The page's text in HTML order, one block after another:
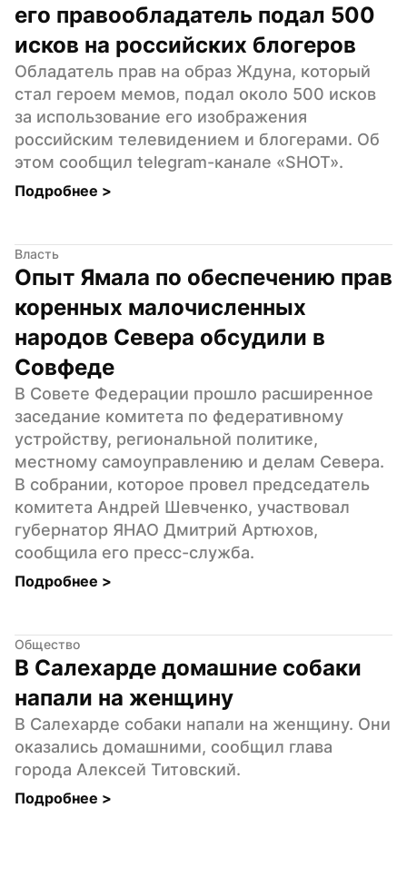
его правообладатель подал 500
исков на российских блогеров
Обладатель прав на образ Ждуна, который
стал героем мемов, подал около 500 исков
за использование его изображения
российским телевидением и блогерами. Об
этом сообщил telegram-канале «SHOT».
Подробнее >
Власть
Опыт Ямала по обеспечению прав
коренных малочисленных
народов Севера обсудили в
Совфеде
В Совете Федерации прошло расширенное
заседание комитета по федеративному
устройству, региональной политике,
местному самоуправлению и делам Севера.
В собрании, которое провел председатель
комитета Андрей Шевченко, участвовал
губернатор ЯНАО Дмитрий Артюхов,
сообщила его пресс-служба.
Подробнее >
Общество
В Салехарде домашние собаки
напали на женщину
В Салехарде собаки напали на женщину. Они
оказались домашними, сообщил глава
города Алексей Титовский.
Подробнее >